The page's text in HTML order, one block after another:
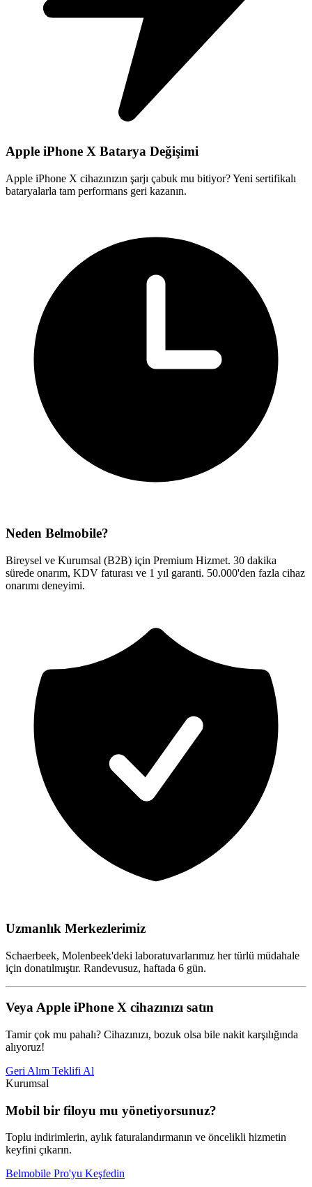
Apple iPhone X Batarya Değişimi
Apple iPhone X cihazınızın şarjı çabuk mu bitiyor? Yeni sertifikalı
bataryalarla tam performans geri kazanın.
Neden Belmobile?
Bireysel ve Kurumsal (B2B) için Premium Hizmet. 30 dakika
sürede onarım, KDV faturası ve 1 yıl garanti. 50.000'den fazla cihaz
onarımı deneyimi.
Uzmanlık Merkezlerimiz
Schaerbeek, Molenbeek'deki laboratuvarlarımız her türlü müdahale
için donatılmıştır. Randevusuz, haftada 6 gün.
Veya Apple iPhone X cihazınızı satın
Tamir çok mu pahalı? Cihazınızı, bozuk olsa bile nakit karşılığında
alıyoruz!
Geri Alım Teklifi Al
Kurumsal
Mobil bir filoyu mu yönetiyorsunuz?
Toplu indirimlerin, aylık faturalandırmanın ve öncelikli hizmetin
keyfini çıkarın.
Belmobile Pro'yu Keşfedin